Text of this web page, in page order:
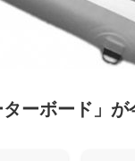
ーボード」が